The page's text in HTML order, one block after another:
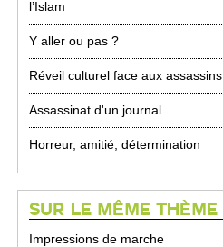
l’Islam
Y aller ou pas ?
Réveil culturel face aux assassins
Assassinat d'un journal
Horreur, amitié, détermination
SUR LE MÊME THÈME
Impressions de marche